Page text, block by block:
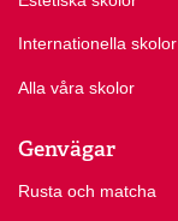
Internationella skolor
Alla våra skolor
Genvägar
Rusta och matcha